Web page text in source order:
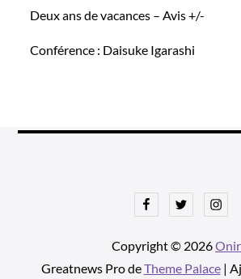
Deux ans de vacances – Avis +/-
Conférence : Daisuke Igarashi
FacebookTwitter
Copyright © 2026
Greatnews Pro deTheme Palace|